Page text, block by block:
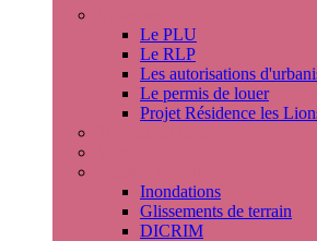
Le PLU
Le RLP
Les autorisations
Le permis de louer
Projet Résidence les
Inondations
Glissements de terrain
DICRIM